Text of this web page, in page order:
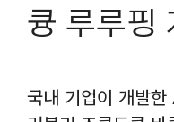
큥 루루핑
국내 기업이 개발